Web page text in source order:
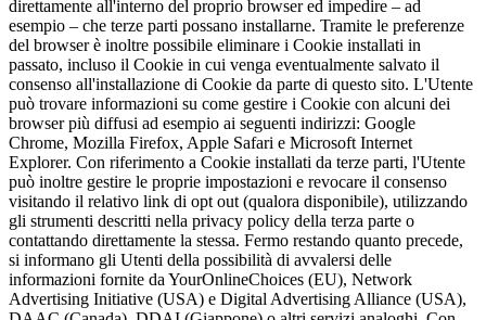
direttamente all'interno del proprio browser ed impedire – ad
esempio – che terze parti possano installarne. Tramite le preferenze
del browser è inoltre possibile eliminare i Cookie installati in
passato, incluso il Cookie in cui venga eventualmente salvato il
consenso all'installazione di Cookie da parte di questo sito. L'Utente
può trovare informazioni su come gestire i Cookie con alcuni dei
browser più diffusi ad esempio ai seguenti indirizzi: Google
Chrome, Mozilla Firefox, Apple Safari e Microsoft Internet
Explorer. Con riferimento a Cookie installati da terze parti, l'Utente
può inoltre gestire le proprie impostazioni e revocare il consenso
visitando il relativo link di opt out (qualora disponibile), utilizzando
gli strumenti descritti nella privacy policy della terza parte o
contattando direttamente la stessa. Fermo restando quanto precede,
si informano gli Utenti della possibilità di avvalersi delle
informazioni fornite da YourOnlineChoices (EU), Network
Advertising Initiative (USA) e Digital Advertising Alliance (USA),